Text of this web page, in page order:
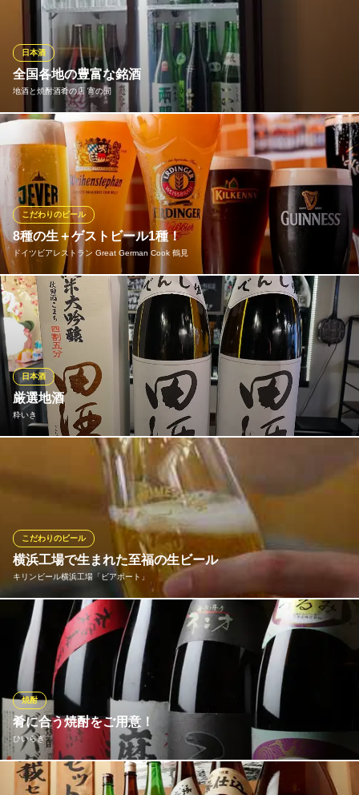
で、季節の味を日本酒で楽しむ事ができます。日本酒好きの方は
是非、当店へお越しください。飲んだことのない日本酒も当店に
はあるかもしれません。
地酒処×個室 縁側屋 鶴見本店
地酒処
ＪＲ鶴見駅 徒歩1分
神奈川県横浜市鶴見区鶴見中央1-29-2
全国各地の豊富な銘酒
地酒と焼酎酒肴の店 宵の間
日本酒
日本全国各地から、焼酎・地酒・日本酒を取り寄せております！
定番なものや珍しいものを含め、日本酒は30種類以上、焼酎20種
類以上！ご友人同士と飲み比べも◎
地酒と焼酎酒肴の店 宵の間
地酒／焼酎／酒肴の店
ＪＲ鶴見駅東口 徒歩1分
神奈川県横浜市鶴見区鶴見中央1-2-4 GSプラザ鶴見駅前B1
8種の生＋ゲストビール1種！
ドイツビアレストラン Great German Cook 鶴見
こだわりのビール
香り高くふくよかな味わいの『ヴァイエンステファン ヴァイ
ス』。女性のお客様に人気の大麦麦芽と小麦麦芽を使った、爽や
かでほのかに甘酸っぱい香りのするフルーティーなホワイトビー
ル『ヒューガルデンホワイト』など多彩なビールをご用意。
ドイツビアレストラン Great German Cook 鶴見
ドイツ料理＆ビール
ＪＲ鶴見駅東口 徒歩3分
神奈川県横浜市鶴見区鶴見中央4-2-4
厳選地酒
粋いき
日本酒
店主が足で通い、買い付ける地酒はどれも一級品！レア地酒にも
出会えますよ。 青森県【田酒】には力を入れています。
旨い酒と地酒 粋いき
ＪＲ鶴見駅 徒歩9分
神奈川県横浜市鶴見区豊岡町40-18
横浜工場で生まれた至福の生ビール
キリンビール横浜工場「ビアポート」
こだわりのビール
キリンビール横浜工場に隣接する当店では、醸造したての最高鮮
度をそのままグラスに注ぎます。「一番搾り」をはじめ、プレミ
アムや黒生、ブラウマイスターなど全6種の生ビールが揃うのは併
設店ならでは。麦本来の香りと研ぎ澄まされた喉ごしは、まさに
感動もの。開放的な空間で、最高の一杯をご堪能ください。
キリンビール横浜工場「ビアポート」
出来立てビールと焼肉
京急本線生麦駅 徒歩9分
神奈川県横浜市鶴見区生麦1-17-1
肴に合う焼酎をご用意！
ひいらぎ
焼酎
お魚に合うものを中心に肴に合う焼酎を多数ご用意しておりま